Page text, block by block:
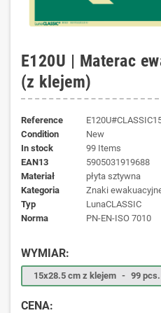
E120U | Materac
(z klejem)
Reference
Condition
New
In stock
99 Items
EAN13
5905031919688
materiał
płyta sztywna
kategoria
Znaki
typ
LunaCLASSIC
norma
PN-EN-ISO 7010
WYMIAR:
15x28.5 cm z klejem - 99 pcs.
CENA: